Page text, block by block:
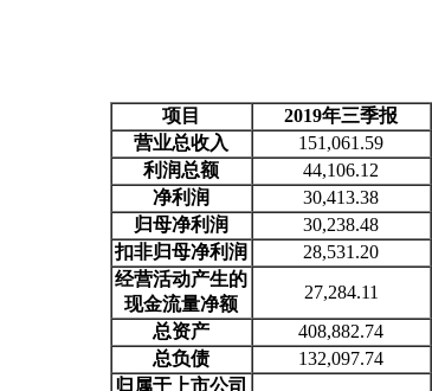
：万
项目
2019年三季报
营业总收入
151,061.59
利润总额
44,106.12
净利润
30,413.38
归母净利润
30,238.48
扣非归母净利润
28,531.20
经营活动产生的
现金流量净额
27,284.11
总资产
408,882.74
总负债
132,097.74
归属于上市公司